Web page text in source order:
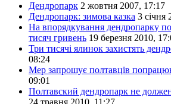
Дендропарк 2 жовтня 2007, 17:17
Дендропарк: зимова казка 3 січня
На впорядкування дендропарку
тисяч гривень 19 березня 2010,
Три тисячі ялинок захистять
08:24
Мер запрошує полтавців
09:01
Полтавский дендропарк не